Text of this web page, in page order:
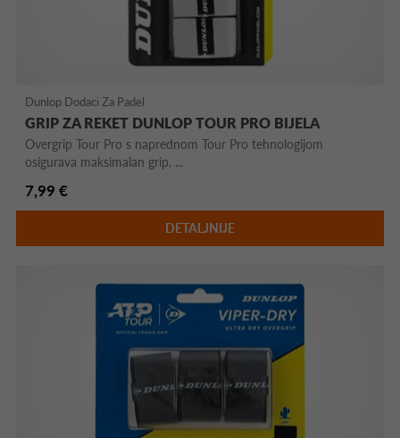
Dunlop Dodaci Za Padel
GRIP ZA REKET DUNLOP TOUR PRO BIJELA
Overgrip Tour Pro s naprednom Tour Pro tehnologijom
osigurava maksimalan grip, ...
7,99 €
DETALJNIJE